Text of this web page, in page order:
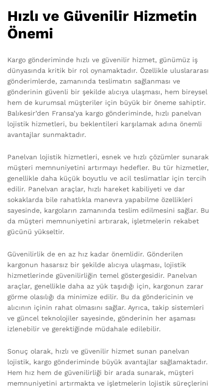
Hızlı ve Güvenilir Hizmetin
Önemi
Kargo gönderiminde hızlı ve güvenilir hizmet, günümüz iş
dünyasında kritik bir rol oynamaktadır. Özellikle uluslararası
gönderimlerde, zamanında teslimatın sağlanması ve
gönderinin güvenli bir şekilde alıcıya ulaşması, hem bireysel
hem de kurumsal müşteriler için büyük bir öneme sahiptir.
Balıkesir’den Fransa’ya kargo gönderiminde, hızlı panelvan
lojistik hizmetleri, bu beklentileri karşılamak adına önemli
avantajlar sunmaktadır.
Panelvan lojistik hizmetleri, esnek ve hızlı çözümler sunarak
müşteri memnuniyetini artırmayı hedefler. Bu tür hizmetler,
genellikle daha küçük boyutlu ve acil teslimatlar için tercih
edilir. Panelvan araçlar, hızlı hareket kabiliyeti ve dar
sokaklarda bile rahatlıkla manevra yapabilme özellikleri
sayesinde, kargoların zamanında teslim edilmesini sağlar. Bu
da müşteri memnuniyetini artırarak, işletmelerin rekabet
gücünü yükseltir.
Güvenilirlik de en az hız kadar önemlidir. Gönderilen
kargonun hasarsız bir şekilde alıcıya ulaşması, lojistik
hizmetlerinde güvenilirliğin temel göstergesidir. Panelvan
araçlar, genellikle daha az yük taşıdığı için, kargonun zarar
görme olasılığı da minimize edilir. Bu da göndericinin ve
alıcının içinin rahat olmasını sağlar. Ayrıca, takip sistemleri
ve güncel teknolojiler sayesinde, gönderinin her aşaması
izlenebilir ve gerektiğinde müdahale edilebilir.
Sonuç olarak, hızlı ve güvenilir hizmet sunan panelvan
lojistik, kargo gönderiminde büyük avantajlar sağlamaktadır.
Hem hız hem de güvenilirliği bir arada sunarak, müşteri
memnuniyetini artırmakta ve işletmelerin lojistik süreçlerini